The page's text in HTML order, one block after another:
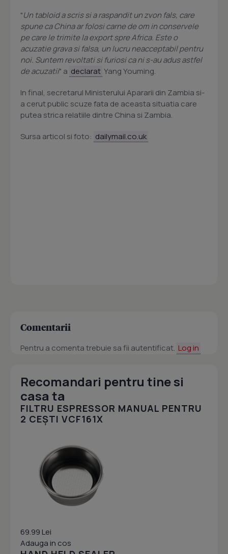
"Un tabloid a scris si a raspandit un zvon fals, care
spune ca China ar folosi carne de om in conservele
pe care le trimite la export spre Africa. Este o
acuzatie grava si falsa, un lucru neacceptabil pentru
noi. Suntem revoltati si furiosi ca ni s-au adus astfel
de acuzatii" a declarat Yang Youming.
In final, secretarul Ministerului Apararii din Zambia si-
a cerut public scuze fata de aceasta situatia care
putea strica relatiile dintre China si Zambia.
Sursa articol si foto: dailymail.co.uk
Comentarii
Pentru a comenta trebuie sa fii autentificat. Log in
Recomandari pentru tine si
casa ta
FILTRU ESPRESSOR MANUAL PENTRU
2 CEȘTI VCF161X
69.99 Lei
Adauga in cos